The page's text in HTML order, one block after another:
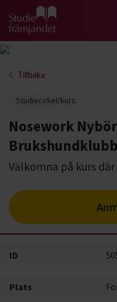
Gå till studiefrämjandets
Tillbaka
Studiecirkel/kurs
Nosework
Brukshundklubb
Välkomna på kurs
ID
Plats